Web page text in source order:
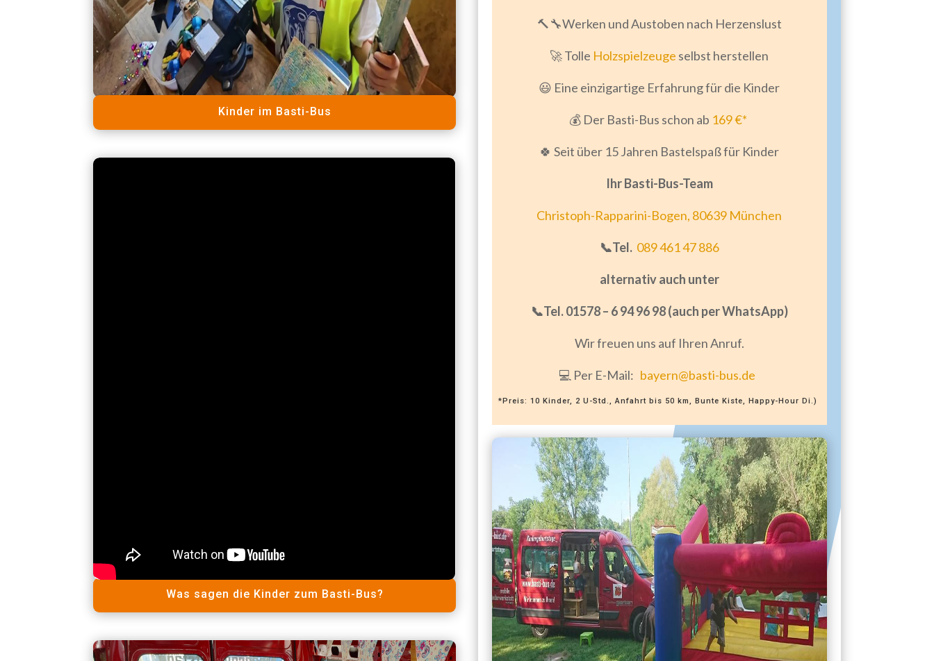
Kinder im Basti-Bus
Was sagen die Kinder zum Basti-Bus?
🔨🔧Werken und Austoben nach Herzenslust
🚀 Tolle Holzspielzeuge selbst herstellen
😃 Eine einzigartige Erfahrung für die Kinder
💰 Der Basti-Bus schon ab 169 €*
🍀 Seit über 15 Jahren Bastelspaß für Kinder
Ihr Basti-Bus-Team
Christoph-Rapparini-Bogen, 80639 München
📞Tel. 089 461 47 886
alternativ auch unter
📞Tel. 01578 – 6 94 96 98 (auch per WhatsApp)
Wir freuen uns auf Ihren Anruf.
💻 Per E-Mail: bayern@basti-bus.de
*Preis: 10 Kinder, 2 U-Std., Anfahrt bis 50 km, Bunte Kiste, Happy-Hour Di.)